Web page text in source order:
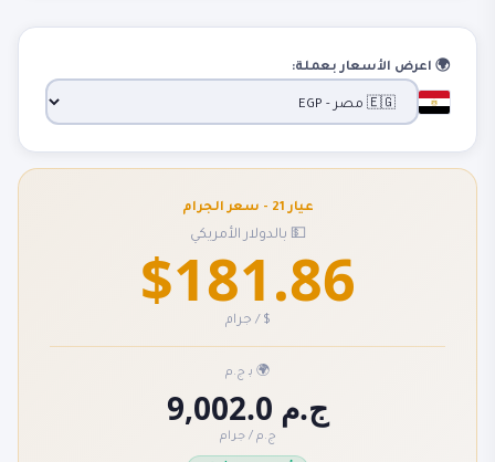
🌍 اعرض الأسعار بعملة:
عيار 21 - سعر الجرام
💵 بالدولار الأمريكي
$181.86
$ / جرام
🌍 بـ ج.م
9,002.0 ج.م
ج.م / جرام